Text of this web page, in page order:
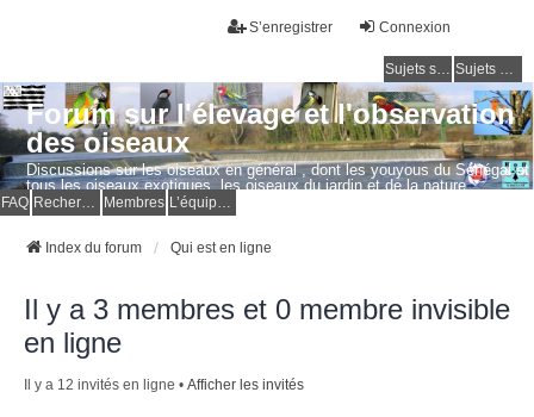
Connexion
S’enregistrer
Sujets sans réponse Sujets actifs
Forum sur l'élevage et l'observation
des oiseaux
Discussions sur les oiseaux en général , dont les youyous du Sénégal et
tous les oiseaux exotiques, les oiseaux du jardin et de la nature.
Questions, photos, expériences.
FAQ Membres
Index du forum Qui est en ligne
Il y a 3 membres et 0 membre invisible
en ligne
Il y a 12 invités en ligne • Afficher les invités